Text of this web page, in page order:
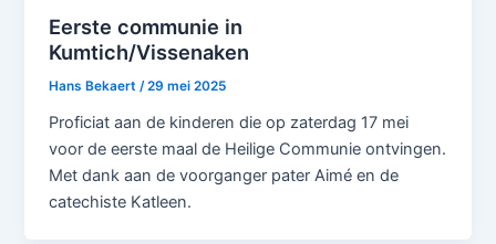
Eerste communie in
Kumtich/Vissenaken
Hans Bekaert/29 mei 2025
Proficiat aan de kinderen die op zaterdag 17 mei
voor de eerste maal de Heilige Communie ontvingen.
Met dank aan de voorganger pater Aimé en de
catechiste Katleen.